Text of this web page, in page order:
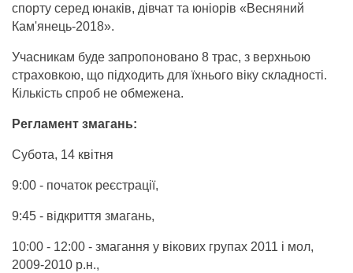
спорту серед юнаків, дівчат та юніорів «Весняний
Кам'янець-2018».
Учасникам буде запропоновано 8 трас, з верхньою
страховкою, що підходить для їхнього віку складності.
Кількість спроб не обмежена.
Регламент змагань:
Субота, 14 квітня
9:00 - початок реєстрації,
9:45 - відкриття змагань,
10:00 - 12:00 - змагання у вікових групах 2011 і мол,
2009-2010 р.н.,